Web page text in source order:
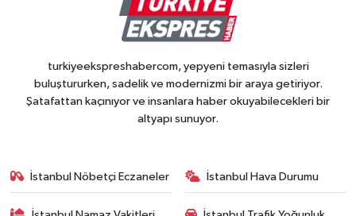
turkiyeekspreshabercom, yepyeni temasıyla sizleri
buluştururken, sadelik ve modernizmi bir araya getiriyor.
Şatafattan kaçınıyor ve insanlara haber okuyabilecekleri bir
altyapı sunuyor.
İstanbul Nöbetçi Eczaneler İstanbul Hava Durumu